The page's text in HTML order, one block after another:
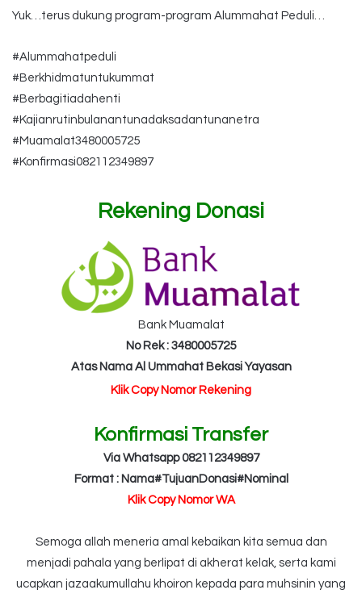
Yuk…terus dukung program-program Alummahat Peduli…
#Alummahatpeduli
#Berkhidmatuntukummat
#Berbagitiadahenti
#Kajianrutinbulanantunadaksadantunanetra
#Muamalat3480005725
#Konfirmasi082112349897
Rekening Donasi
Bank Muamalat
No Rek : 3480005725
Atas Nama Al Ummahat Bekasi Yayasan
Klik Copy Nomor Rekening
Konfirmasi Transfer
Via Whatsapp 082112349897
Format : Nama#TujuanDonasi#Nominal
Klik Copy Nomor WA
Semoga allah meneria amal kebaikan kita semua dan
menjadi pahala yang berlipat di akherat kelak, serta kami
ucapkan jazaakumullahu khoiron kepada para muhsinin yang